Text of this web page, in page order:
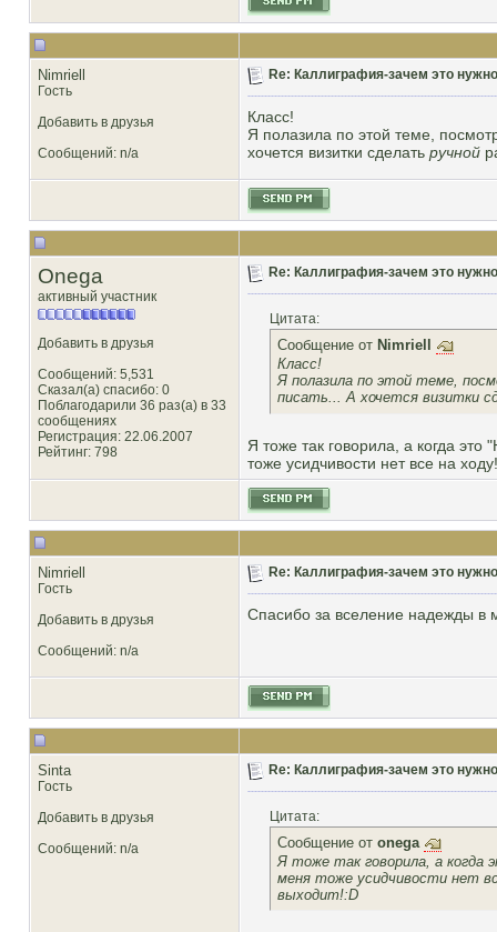
Nimriell
Гость
Добавить в друзья
Сообщений: n/a
Re: Каллиграфия-зачем это
Класс!
Я полазила по этой теме,
хочется визитки сделать ручной
Onega
активный участник
Добавить в друзья
Сообщений: 5,531
Сказал(а) спасибо: 0
Поблагодарили 36 раз(а) в 33
сообщениях
Регистрация: 22.06.2007
Рейтинг: 798
Re: Каллиграфия-зачем это
Цитата:
Сообщение от Nimriell
Класс!
Я полазила по этой теме,
писать... А хочется визитки
Я тоже так говорила, а когда
тоже усидчивости нет все на
Nimriell
Гость
Добавить в друзья
Сообщений: n/a
Re: Каллиграфия-зачем это
Спасибо за вселение надежды в
Sinta
Гость
Добавить в друзья
Сообщений: n/a
Re: Каллиграфия-зачем это
Цитата:
Сообщение от onega
Я тоже так говорила, а когда
меня тоже усидчивости нет
выходит!:D